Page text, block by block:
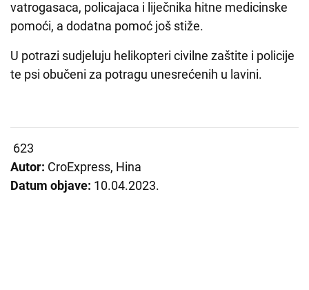
vatrogasaca, policajaca i liječnika hitne medicinske
pomoći, a dodatna pomoć još stiže.
U potrazi sudjeluju helikopteri civilne zaštite i policije
te psi obučeni za potragu unesrećenih u lavini.
623
Autor: CroExpress, Hina
Datum objave: 10.04.2023.